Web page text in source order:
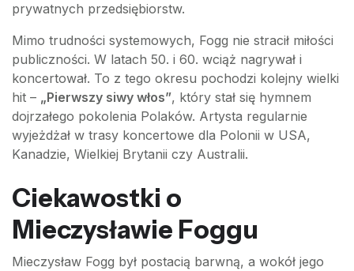
prywatnych przedsiębiorstw.
Mimo trudności systemowych, Fogg nie stracił miłości
publiczności. W latach 50. i 60. wciąż nagrywał i
koncertował. To z tego okresu pochodzi kolejny wielki
hit – „Pierwszy siwy włos”, który stał się hymnem
dojrzałego pokolenia Polaków. Artysta regularnie
wyjeżdżał w trasy koncertowe dla Polonii w USA,
Kanadzie, Wielkiej Brytanii czy Australii.
Ciekawostki o
Mieczysławie Foggu
Mieczysław Fogg był postacią barwną, a wokół jego